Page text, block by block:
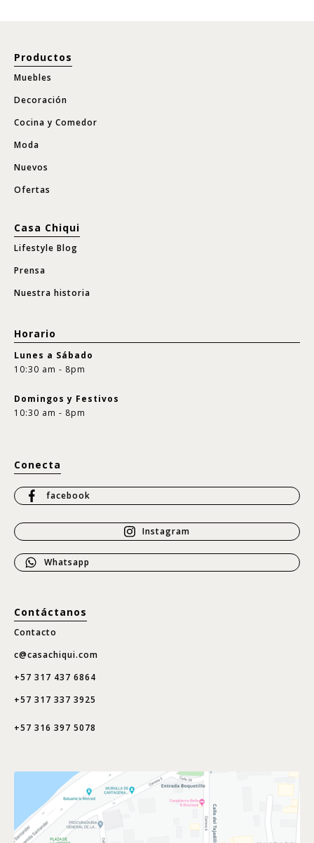
Productos
Muebles
Decoración
Cocina y Comedor
Moda
Nuevos
Ofertas
Casa Chiqui
Lifestyle Blog
Prensa
Nuestra historia
Horario
Lunes a Sábado
10:30 am - 8pm
Domingos y Festivos
10:30 am - 8pm
Conecta
facebook
Instagram
Whatsapp
Contáctanos
Contacto
c@casachiqui.com
+57 317 437 6864
+57 317 337 3925
+57 316 397 5078